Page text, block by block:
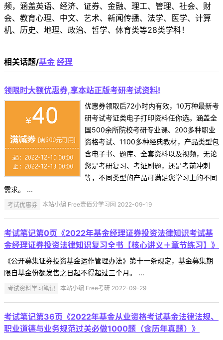
频，涵盖英语、经济、证券、金融、理工、管理、社会、财
会、教育心理、中文、艺术、新闻传播、法学、医学、计算
机、历史、地理、政治、哲学、体育类等28类学科！
相关话题/基金 经理
领限时大额优惠券,享本站正版考研考试资料!
优惠券领取后72小时内有效，10万种最新考
研考试考证类电子打印资料任你选。涵盖全
国500余所院校考研专业课、200多种职业
资格考试、1100多种经典教材，产品类型包
含电子书、题库、全套资料以及视频，无论
您是考研复习、考证刷题，还是考前冲刺
等，不同类型的产品可满足您学习上的不同
需求。 ...
考试优惠券 本站小编 Free壹佰分学习网 2022-09-19
考试笔记第0页《2022年基金经理证券投资法律知识考试基
金经理证券投资法律知识复习全书【核心讲义＋章节练习】》
《公开募集证券投资基金运作管理办法》第十一条规定，基金募集期
限自基金份额发售之日起不得超过三个月。 ...
考试资料学习笔记 本站小编 Free考研 2022-09-29
考试笔记第36页《2022年基金从业资格考试基金法律法规、
职业道德与业务规范过关必做1000题（含历年真题）》